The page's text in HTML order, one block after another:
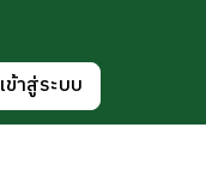
เข้าสู่ระบบ